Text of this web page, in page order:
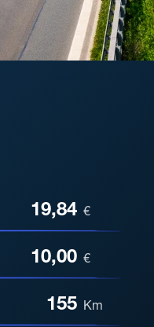
19,84 €
10,00 €
155 Km